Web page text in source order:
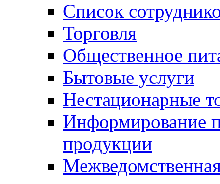
Список
Торговля
Общественное
Бытовые услуги
Нестационарные
Информирование
продукции